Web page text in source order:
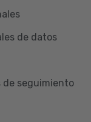
de datos
de seguimiento